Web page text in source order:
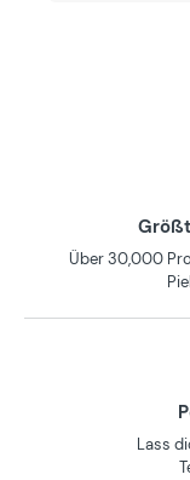
Über 30,000
Lass